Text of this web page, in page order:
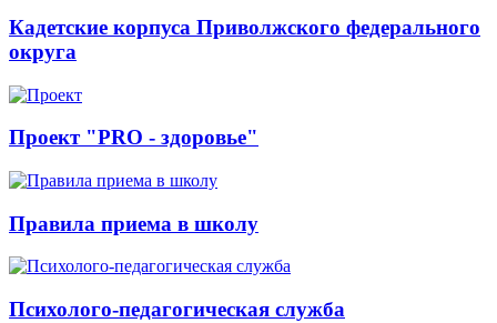
Кадетские корпуса Приволжского федерального
округа
Проект "PRO - здоровье"
Правила приема в школу
Психолого-педагогическая служба